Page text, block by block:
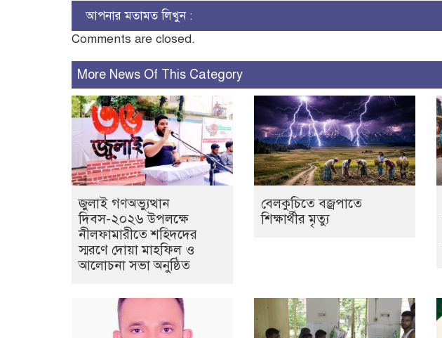
আপনার মতামত লিখুন :
Comments are closed.
More News Of This Category
জুলাই গণঅভ্যুত্থান
দিবস-২০২৬ উপলক্ষে
নীলফামারীতে শহিদদের
স্মরণে দোয়া মাহফিল ও
আলোচনা সভা অনুষ্ঠিত
বেলকুচিতে বজ্রপাতে
শিক্ষার্থীর মৃত্যু